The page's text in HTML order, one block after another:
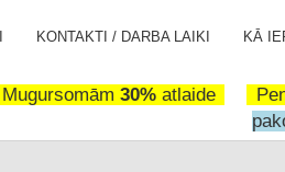
KONTAKTI / DARBA LAIKI KĀ
Mugursomām 30%atlaide